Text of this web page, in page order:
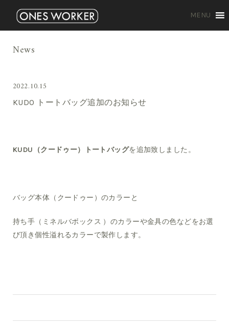
MENU
News
2022.10.15
KUDO トートバッグ追加のお知らせ
KUDU（クードゥー）トートバッグを追加致しました。
バッグ本体（クードゥー）のカラーと
持ち手（ミネルバボックス ）のカラーや金具の色などをお選
び頂き個性溢れるカラーで製作します。